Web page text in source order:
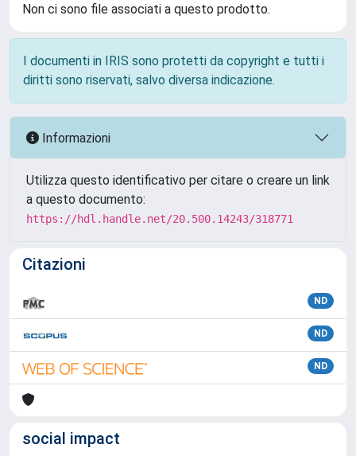
Non ci sono file associati a questo prodotto.
I documenti in IRIS sono protetti da copyright e tutti i
diritti sono riservati, salvo diversa indicazione.
Informazioni
Utilizza questo identificativo per citare o creare un link
a questo documento:
https://hdl.handle.net/20.500.14243/318771
Citazioni
ND
ND
ND
social impact